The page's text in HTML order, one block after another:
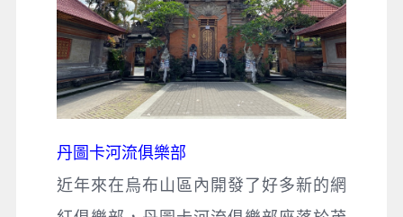
丹圖卡河流俱樂部
近年來在烏布山區內開發了好多新的網